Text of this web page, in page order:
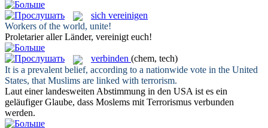
sich vereinigen
Workers of the world, unite!
Proletarier aller Länder, vereinigteuch!
verbinden (chem, tech)
It is a prevalent belief, according to a nationwide vote in the United
States, that Muslims are linked with terrorism.
Laut einer landesweiten Abstimmung in den USA ist es ein
geläufiger Glaube, dass Moslems mit Terrorismus verbunden
werden.